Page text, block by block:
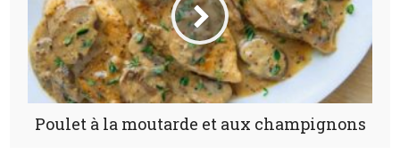
Poulet à la moutarde et aux champignons